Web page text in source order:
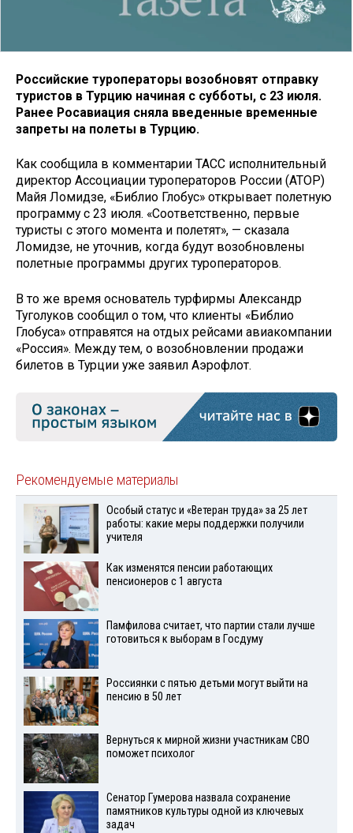
Российские туроператоры возобновят отправку
туристов в Турцию начиная с субботы, с 23 июля.
Ранее Росавиация сняла введенные временные
запреты на полеты в Турцию‎.
Как сообщила в комментарии ТАСС исполнительный
директор Ассоциации туроператоров России (АТОР)
Майя Ломидзе, «Библио Глобус» открывает полетную
программу с 23 июля. «Соответственно, первые
туристы с этого момента и полетят», — сказала
Ломидзе, не уточнив, когда будут возобновлены
полетные программы других туроператоров.
В то же время основатель турфирмы Александр
Туголуков сообщил о том, что клиенты «Библио
Глобуса» отправятся на отдых рейсами авиакомпании
«Россия». Между тем, о возобновлении продажи
билетов в Турции уже заявил Аэрофлот.
Рекомендуемые материалы
Особый статус и «Ветеран труда» за 25 лет
работы: какие меры поддержки получили
учителя
Как изменятся пенсии работающих
пенсионеров с 1 августа
Памфилова считает, что партии стали лучше
готовиться к выборам в Госдуму
Россиянки с пятью детьми могут выйти на
пенсию в 50 лет
Вернуться к мирной жизни участникам СВО
поможет психолог
Сенатор Гумерова назвала сохранение
памятников культуры одной из ключевых
задач